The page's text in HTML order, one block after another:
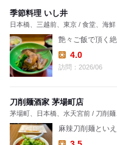
季節料理 いし井
日本橋、三越前、東京 / 食堂、海鮮
艶々ご飯で頂く
Lunch:
4.0
訪問：2026/06
刀削麺酒家 茅場町店
茅場町、日本橋、水天宮前 / 刀削
麻辣刀削麺とい